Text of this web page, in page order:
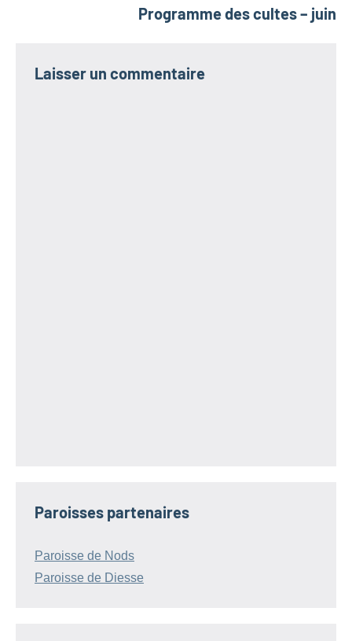
Programme des cultes – juin
Laisser un commentaire
Paroisses partenaires
Paroisse de Nods
Paroisse de Diesse